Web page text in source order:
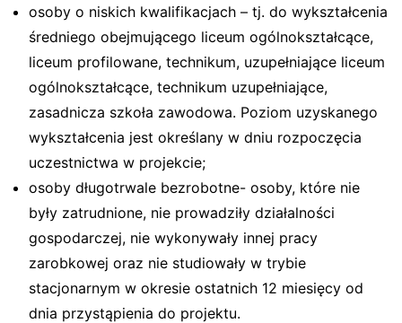
osoby o niskich kwalifikacjach – tj. do wykształcenia
średniego obejmującego liceum ogólnokształcące,
liceum profilowane, technikum, uzupełniające liceum
ogólnokształcące, technikum uzupełniające,
zasadnicza szkoła zawodowa. Poziom uzyskanego
wykształcenia jest określany w dniu rozpoczęcia
uczestnictwa w projekcie;
osoby długotrwale bezrobotne- osoby, które nie
były zatrudnione, nie prowadziły działalności
gospodarczej, nie wykonywały innej pracy
zarobkowej oraz nie studiowały w trybie
stacjonarnym w okresie ostatnich 12 miesięcy od
dnia przystąpienia do projektu.